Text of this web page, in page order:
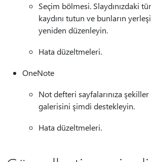
Seçim bölmesi. Slaydınızdaki
kaydını tutun ve bunların
yeniden düzenleyin.
Hata düzeltmeleri.
OneNote
Not defteri sayfalarınıza
galerisini şimdi destekleyin.
Hata düzeltmeleri.